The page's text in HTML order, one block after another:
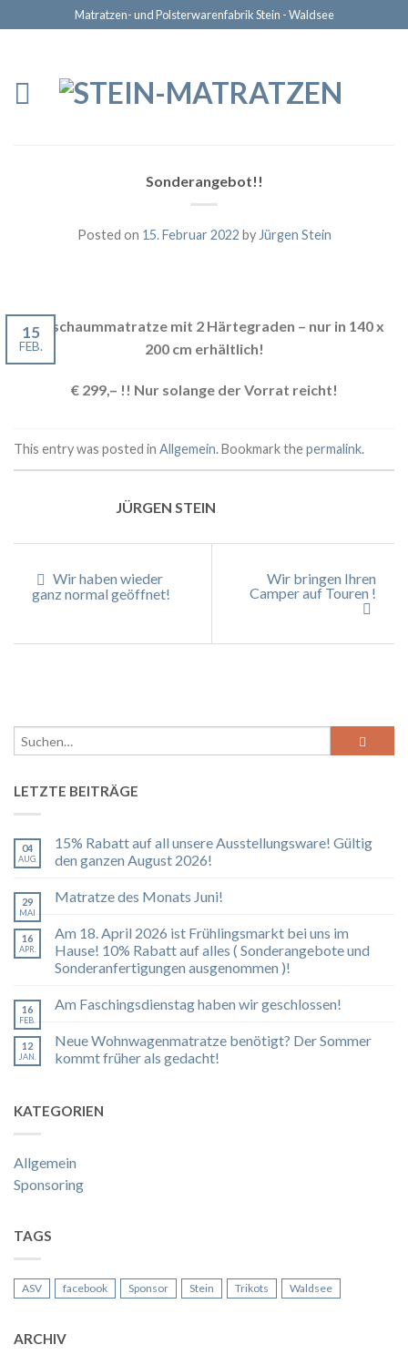
Matratzen- und Polsterwarenfabrik Stein - Waldsee
Sonderangebot!!
Posted on 15. Februar 2022 by Jürgen Stein
15
FEB.
Kaltschaummatratze mit 2 Härtegraden – nur in 140 x
200 cm erhältlich!
€ 299,– !! Nur solange der Vorrat reicht!
This entry was posted in Allgemein. Bookmark thepermalink.
JÜRGEN STEIN
Wir haben wieder
ganz normal geöffnet!
Wir bringen Ihren
Camper auf Touren !
LETZTE BEITRÄGE
04
AUG.
15% Rabatt auf all unsere Ausstellungsware! Gültig
den ganzen August 2026!
29
MAI
Matratze des Monats Juni!
16
APR.
Am 18. April 2026 ist Frühlingsmarkt bei uns im
Hause! 10% Rabatt auf alles ( Sonderangebote und
Sonderanfertigungen ausgenommen )!
16
FEB.
Am Faschingsdienstag haben wir geschlossen!
12
JAN.
Neue Wohnwagenmatratze benötigt? Der Sommer
kommt früher als gedacht!
KATEGORIEN
Allgemein
Sponsoring
TAGS
ASV facebook Sponsor Stein Trikots Waldsee
ARCHIV